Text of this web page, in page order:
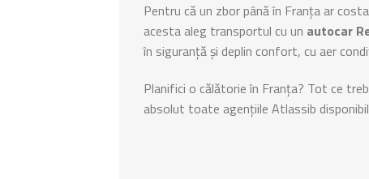
Pentru că un zbor până în Franța ar
acesta aleg transportul cu un autocar
în siguranță și deplin confort, cu aer
Planifici o călătorie în Franța? Tot ce
absolut toate agențiile Atlassib